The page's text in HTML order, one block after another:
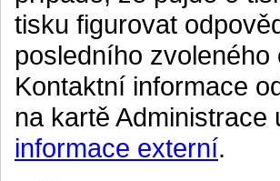
tisku figurovat
posledního zvoleného
Kontaktní informace
na kartě
informace externí.